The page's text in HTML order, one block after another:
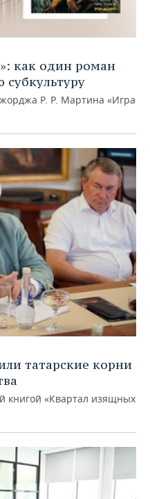
как один роман
Р. Р. Мартина «Игра
татарские корни
книгой «Квартал изящных